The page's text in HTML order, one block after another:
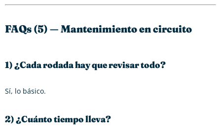
FAQs (5) — Mantenimiento en circuito
1) ¿Cada rodada hay que revisar todo?
Sí, lo básico.
2) ¿Cuánto tiempo lleva?